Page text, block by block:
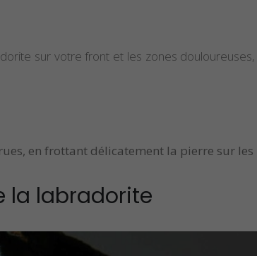
sur votre front et les zones
en frottant délicatement la pierre sur les
la labradorite